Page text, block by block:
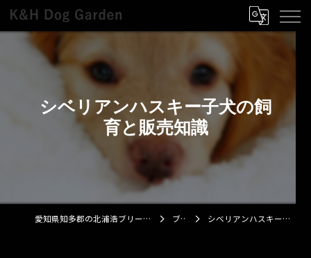
シベリアンハスキー子犬の飼
育と販売知識
愛知県知多郡の北浦浩ブリーダーならK&H Dog Garden ブログ シベリアンハスキー子犬の飼育と販売知識